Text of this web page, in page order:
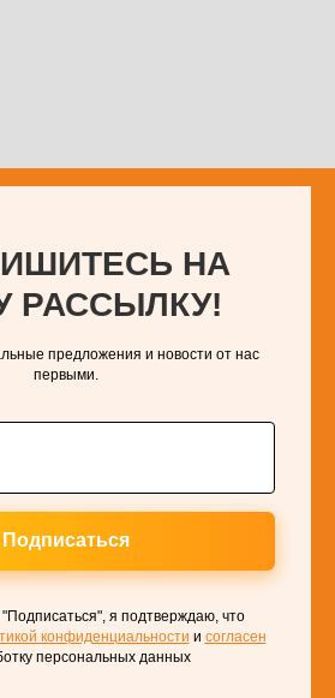
НА
РАССЫЛКУ!
предложения и новости от нас
первыми.
Подписаться
я подтверждаю, что
конфиденциальности и согласен
персональных данных